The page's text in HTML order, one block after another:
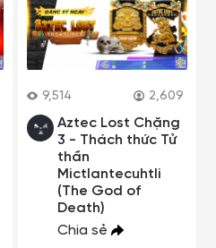
9,514 2,609
Aztec Lost Chặng
3 - Thách thức Tử
thần
Mictlantecuhtli
(The God of
Death)
Chia sẻ